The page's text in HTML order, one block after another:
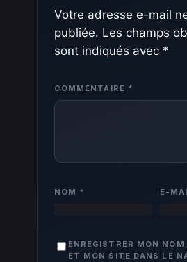
Votre adresse e-mail
publiée. Les champs
sont indiqués avec *
COMMENTAIRE *
NOM * E-
ENREGISTRER MON
ET MON SITE DANS LE